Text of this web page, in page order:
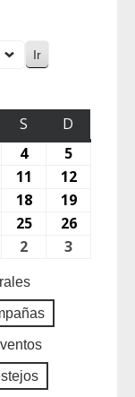
S
D
4
5
11
12
18
19
25
26
2 3